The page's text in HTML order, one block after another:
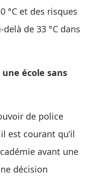
°C et des risques
de 33 °C dans
école sans
de police
est courant qu’il
avant une
décision